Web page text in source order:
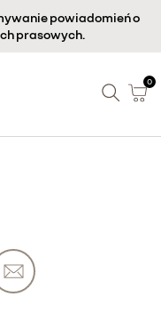
powiadomień o
prasowych.
0